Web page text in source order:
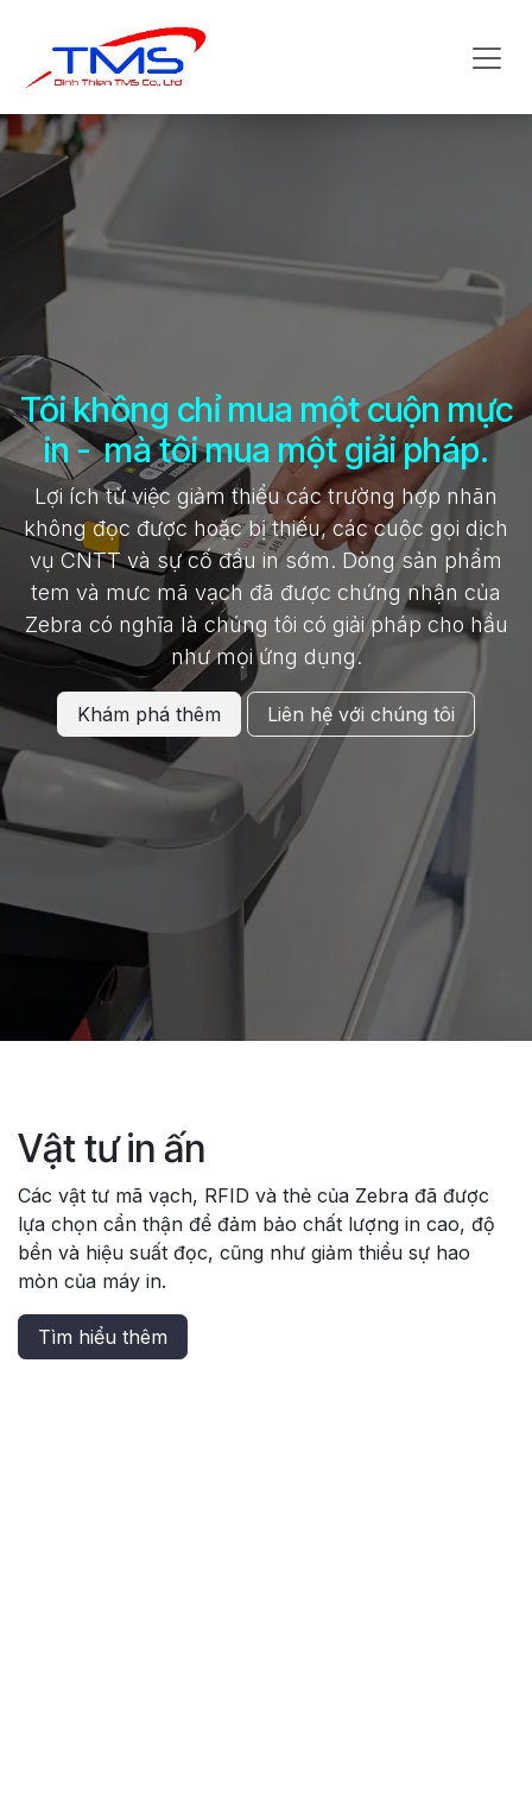
Tôi không chỉ mua một cuộn mực
in - mà tôi mua một giải pháp.
Lợi ích từ việc giảm thiểu các trường hợp nhãn
không đọc được hoặc bị thiếu, các cuộc gọi dịch
vụ CNTT và sự cố đầu in sớm. Dòng sản phẩm
tem và mưc mã vạch đã được chứng nhận của
Zebra có nghĩa là chúng tôi có giải pháp cho hầu
như mọi ứng dụng.
Khám phá thêm Liên hệ với chúng tôi
Vật tư in ấn
Các vật tư mã vạch, RFID và thẻ của Zebra đã được
lựa chọn cẩn thận để đảm bảo chất lượng in cao, độ
bền và hiệu suất đọc, cũng như giảm thiểu sự hao
mòn của máy in.
Tìm hiểu thêm